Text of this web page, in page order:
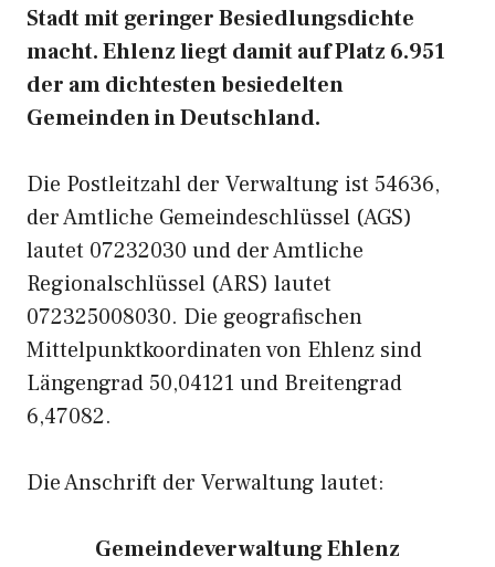
Stadt mit geringer Besiedlungsdichte
macht. Ehlenz liegt damit auf Platz 6.951
der am dichtesten besiedelten
Gemeinden in Deutschland.
Die Postleitzahl der Verwaltung ist 54636,
der Amtliche Gemeindeschlüssel (AGS)
lautet 07232030 und der Amtliche
Regionalschlüssel (ARS) lautet
072325008030. Die geografischen
Mittelpunktkoordinaten von Ehlenz sind
Längengrad 50,04121 und Breitengrad
6,47082.
Die Anschrift der Verwaltung lautet:
Gemeindeverwaltung Ehlenz